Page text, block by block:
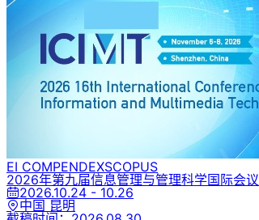
EI COMPENDEXSCOPUS
2026年第九届信息管理与管理科学国际会议
2026.10.24 - 10.26
中国 昆明